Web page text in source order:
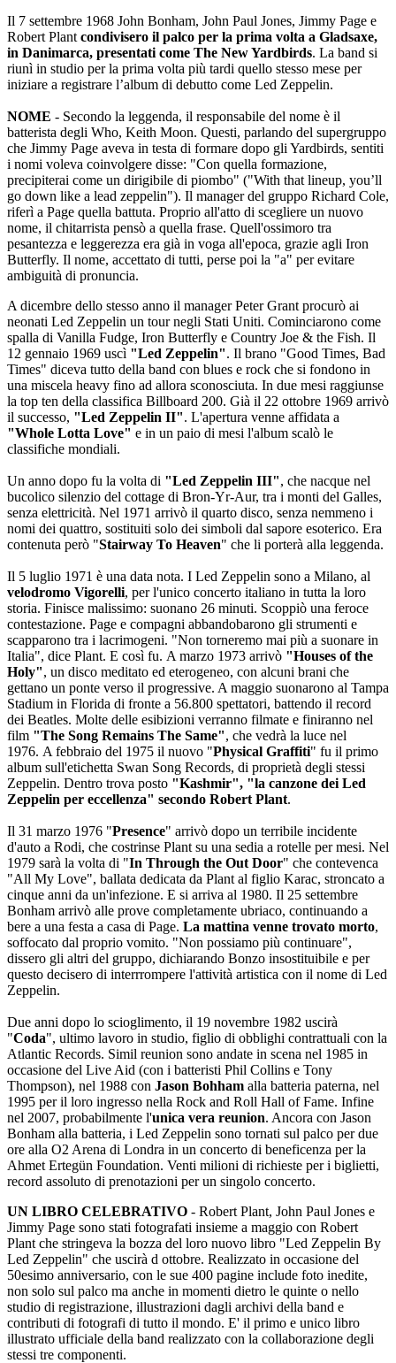
Il 7 settembre 1968 John Bonham, John Paul Jones, Jimmy Page e
Robert Plant condivisero il palco per la prima volta a Gladsaxe,
in Danimarca, presentati come The New Yardbirds. La band si
riunì in studio per la prima volta più tardi quello stesso mese per
iniziare a registrare l’album di debutto come Led Zeppelin.
NOME - Secondo la leggenda, il responsabile del nome è il
batterista degli Who, Keith Moon. Questi, parlando del supergruppo
che Jimmy Page aveva in testa di formare dopo gli Yardbirds, sentiti
i nomi voleva coinvolgere disse: "Con quella formazione,
precipiterai come un dirigibile di piombo" ("With that lineup, you’ll
go down like a lead zeppelin"). Il manager del gruppo Richard Cole,
riferì a Page quella battuta. Proprio all'atto di scegliere un nuovo
nome, il chitarrista pensò a quella frase. Quell'ossimoro tra
pesantezza e leggerezza era già in voga all'epoca, grazie agli Iron
Butterfly. Il nome, accettato di tutti, perse poi la "a" per evitare
ambiguità di pronuncia.
A dicembre dello stesso anno il manager Peter Grant procurò ai
neonati Led Zeppelin un tour negli Stati Uniti. Cominciarono come
spalla di Vanilla Fudge, Iron Butterfly e Country Joe & the Fish. Il
12 gennaio 1969 uscì "Led Zeppelin". Il brano "Good Times, Bad
Times" diceva tutto della band con blues e rock che si fondono in
una miscela heavy fino ad allora sconosciuta. In due mesi raggiunse
la top ten della classifica Billboard 200. Già il 22 ottobre 1969 arrivò
il successo, "Led Zeppelin II". L'apertura venne affidata a
"Whole Lotta Love" e in un paio di mesi l'album scalò le
classifiche mondiali.
Un anno dopo fu la volta di "Led Zeppelin III", che nacque nel
bucolico silenzio del cottage di Bron-Yr-Aur, tra i monti del Galles,
senza elettricità. Nel 1971 arrivò il quarto disco, senza nemmeno i
nomi dei quattro, sostituiti solo dei simboli dal sapore esoterico. Era
contenuta però "Stairway To Heaven" che li porterà alla leggenda.
Il 5 luglio 1971 è una data nota. I Led Zeppelin sono a Milano, al
velodromo Vigorelli, per l'unico concerto italiano in tutta la loro
storia. Finisce malissimo: suonano 26 minuti. Scoppiò una feroce
contestazione. Page e compagni abbandobarono gli strumenti e
scapparono tra i lacrimogeni. "Non torneremo mai più a suonare in
Italia", dice Plant. E così fu. A marzo 1973 arrivò "Houses of the
Holy", un disco meditato ed eterogeneo, con alcuni brani che
gettano un ponte verso il progressive. A maggio suonarono al Tampa
Stadium in Florida di fronte a 56.800 spettatori, battendo il record
dei Beatles. Molte delle esibizioni verranno filmate e finiranno nel
film "The Song Remains The Same", che vedrà la luce nel
1976. A febbraio del 1975 il nuovo "Physical Graffiti" fu il primo
album sull'etichetta Swan Song Records, di proprietà degli stessi
Zeppelin. Dentro trova posto "Kashmir", "la canzone dei Led
Zeppelin per eccellenza" secondo Robert Plant.
Il 31 marzo 1976 "Presence" arrivò dopo un terribile incidente
d'auto a Rodi, che costrinse Plant su una sedia a rotelle per mesi. Nel
1979 sarà la volta di "In Through the Out Door" che contevenca
"All My Love", ballata dedicata da Plant al figlio Karac, stroncato a
cinque anni da un'infezione. E si arriva al 1980. Il 25 settembre
Bonham arrivò alle prove completamente ubriaco, continuando a
bere a una festa a casa di Page. La mattina venne trovato morto,
soffocato dal proprio vomito. "Non possiamo più continuare",
dissero gli altri del gruppo, dichiarando Bonzo insostituibile e per
questo decisero di interrrompere l'attività artistica con il nome di Led
Zeppelin.
Due anni dopo lo scioglimento, il 19 novembre 1982 uscirà
"Coda", ultimo lavoro in studio, figlio di obblighi contrattuali con la
Atlantic Records. Simil reunion sono andate in scena nel 1985 in
occasione del Live Aid (con i batteristi Phil Collins e Tony
Thompson), nel 1988 con Jason Bohham alla batteria paterna, nel
1995 per il loro ingresso nella Rock and Roll Hall of Fame. Infine
nel 2007, probabilmente l'unica vera reunion. Ancora con Jason
Bonham alla batteria, i Led Zeppelin sono tornati sul palco per due
ore alla O2 Arena di Londra in un concerto di beneficenza per la
Ahmet Ertegün Foundation. Venti milioni di richieste per i biglietti,
record assoluto di prenotazioni per un singolo concerto.
UN LIBRO CELEBRATIVO - Robert Plant, John Paul Jones e
Jimmy Page sono stati fotografati insieme a maggio con Robert
Plant che stringeva la bozza del loro nuovo libro "Led Zeppelin By
Led Zeppelin" che uscirà d ottobre. Realizzato in occasione del
50esimo anniversario, con le sue 400 pagine include foto inedite,
non solo sul palco ma anche in momenti dietro le quinte o nello
studio di registrazione, illustrazioni dagli archivi della band e
contributi di fotografi di tutto il mondo. E' il primo e unico libro
illustrato ufficiale della band realizzato con la collaborazione degli
stessi tre componenti.